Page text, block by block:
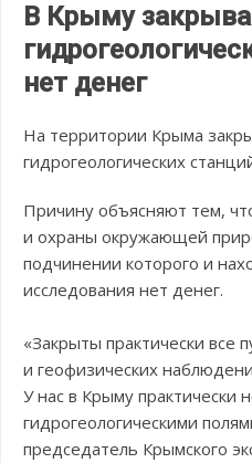
В Крыму
нет денег
На территории Крыма
гидрогеологических
Причину объясняют тем,
и охраны окружающей
подчинении которого и
исследования нет денег.
«Закрыты практически все
и геофизических
У нас в Крыму практически
гидрогеологическими
председатель Крымского